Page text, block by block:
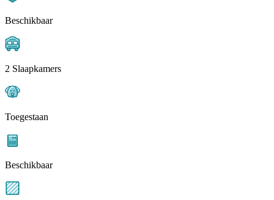
Beschikbaar
2 Slaapkamers
Toegestaan
Beschikbaar